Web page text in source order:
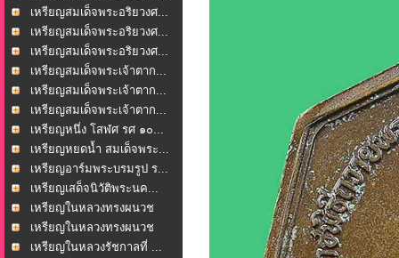
เหรียญสมเด็จพระอริยวงศ...
เหรียญสมเด็จพระอริยวงศ...
เหรียญสมเด็จพระอริยวงศ...
เหรียญสมเด็จพระเจ้าตาก...
เหรียญสมเด็จพระเจ้าตาก...
เหรียญสมเด็จพระเจ้าตาก...
เหรียญหนึ่ง โสฬศ รศ ๑๐...
เหรียญหยดน้ำ สมเด็จพระ...
เหรียญอาร์มพระบรมรูป ร...
เหรียญเสด็จนิวัติพระนค...
เหรียญในหลวงทรงผนวช
“ภ...
เหรียญในหลวงทรงผนวช
“ภ...
เหรียญในหลวงรัชกาลที่ ...